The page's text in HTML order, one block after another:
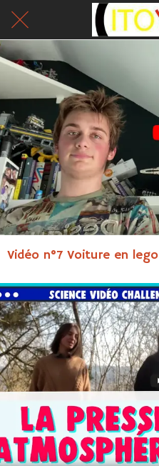
Vidéo n°7 Voiture en lego